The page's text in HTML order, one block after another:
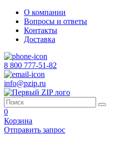
О компании
Вопросы и ответы
Контакты
Доставка
8 800 777-51-82
info@pzip.ru
0
Корзина
Отправить запрос